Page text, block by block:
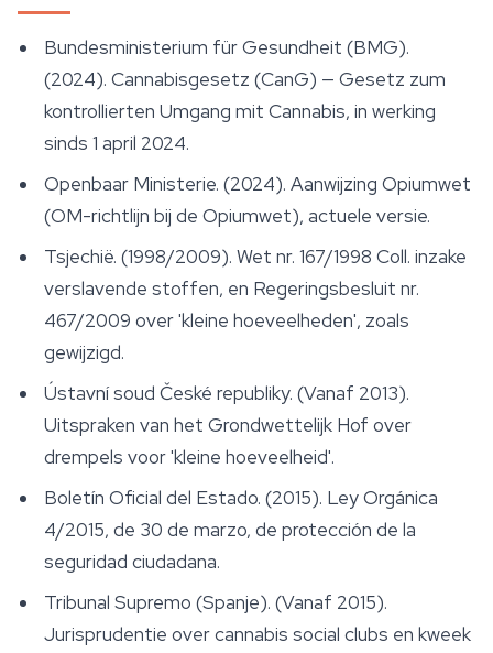
Bundesministerium für Gesundheit (BMG).
(2024). Cannabisgesetz (CanG) — Gesetz zum
kontrollierten Umgang mit Cannabis, in werking
sinds 1 april 2024.
Openbaar Ministerie. (2024). Aanwijzing Opiumwet
(OM-richtlijn bij de Opiumwet), actuele versie.
Tsjechië. (1998/2009). Wet nr. 167/1998 Coll. inzake
verslavende stoffen, en Regeringsbesluit nr.
467/2009 over 'kleine hoeveelheden', zoals
gewijzigd.
Ústavní soud České republiky. (Vanaf 2013).
Uitspraken van het Grondwettelijk Hof over
drempels voor 'kleine hoeveelheid'.
Boletín Oficial del Estado. (2015). Ley Orgánica
4/2015, de 30 de marzo, de protección de la
seguridad ciudadana.
Tribunal Supremo (Spanje). (Vanaf 2015).
Jurisprudentie over cannabis social clubs en kweek